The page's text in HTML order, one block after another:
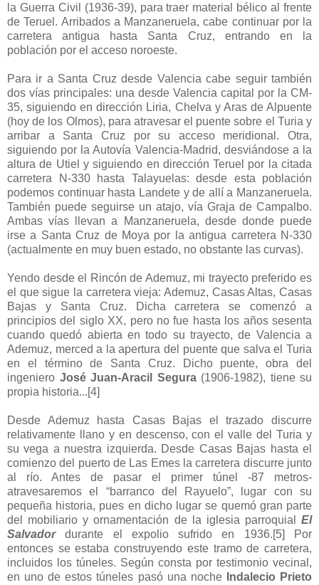
la Guerra Civil (1936-39), para traer material bélico al frente
de Teruel. Arribados a Manzaneruela, cabe continuar por la
carretera antigua hasta Santa Cruz, entrando en la
población por el acceso noroeste.
Para ir a Santa Cruz desde Valencia cabe seguir también
dos vías principales: una desde Valencia capital por la CM-
35, siguiendo en dirección Liria, Chelva y Aras de Alpuente
(hoy de los Olmos), para atravesar el puente sobre el Turia y
arribar a Santa Cruz por su acceso meridional. Otra,
siguiendo por la Autovía Valencia-Madrid, desviándose a la
altura de Utiel y siguiendo en dirección Teruel por la citada
carretera N-330 hasta Talayuelas: desde esta población
podemos continuar hasta Landete y de allí a Manzaneruela.
También puede seguirse un atajo, vía Graja de Campalbo.
Ambas vías llevan a Manzaneruela, desde donde puede
irse a Santa Cruz de Moya por la antigua carretera N-330
(actualmente en muy buen estado, no obstante las curvas).
Yendo desde el Rincón de Ademuz, mi trayecto preferido es
el que sigue la carretera vieja: Ademuz, Casas Altas, Casas
Bajas y Santa Cruz. Dicha carretera se comenzó a
principios del siglo XX, pero no fue hasta los años sesenta
cuando quedó abierta en todo su trayecto, de Valencia a
Ademuz, merced a la apertura del puente que salva el Turia
en el término de Santa Cruz. Dicho puente, obra del
ingeniero José Juan-Aracil Segura(1906-1982), tiene su
propia historia...[4]
Desde Ademuz hasta Casas Bajas el trazado discurre
relativamente llano y en descenso, con el valle del Turia y
su vega a nuestra izquierda. Desde Casas Bajas hasta el
comienzo del puerto de Las Emes la carretera discurre junto
al río. Antes de pasar el primer túnel -87 metros-
atravesaremos el “barranco del Rayuelo”, lugar con su
pequeña historia, pues en dicho lugar se quemó gran parte
del mobiliario y ornamentación de la iglesia parroquial El
Salvadordurante el expolio sufrido en 1936.[5]
Por
entonces se estaba construyendo este tramo de carretera,
incluidos los túneles. Según consta por testimonio vecinal,
en uno de estos túneles pasó una noche
Indalecio Prieto